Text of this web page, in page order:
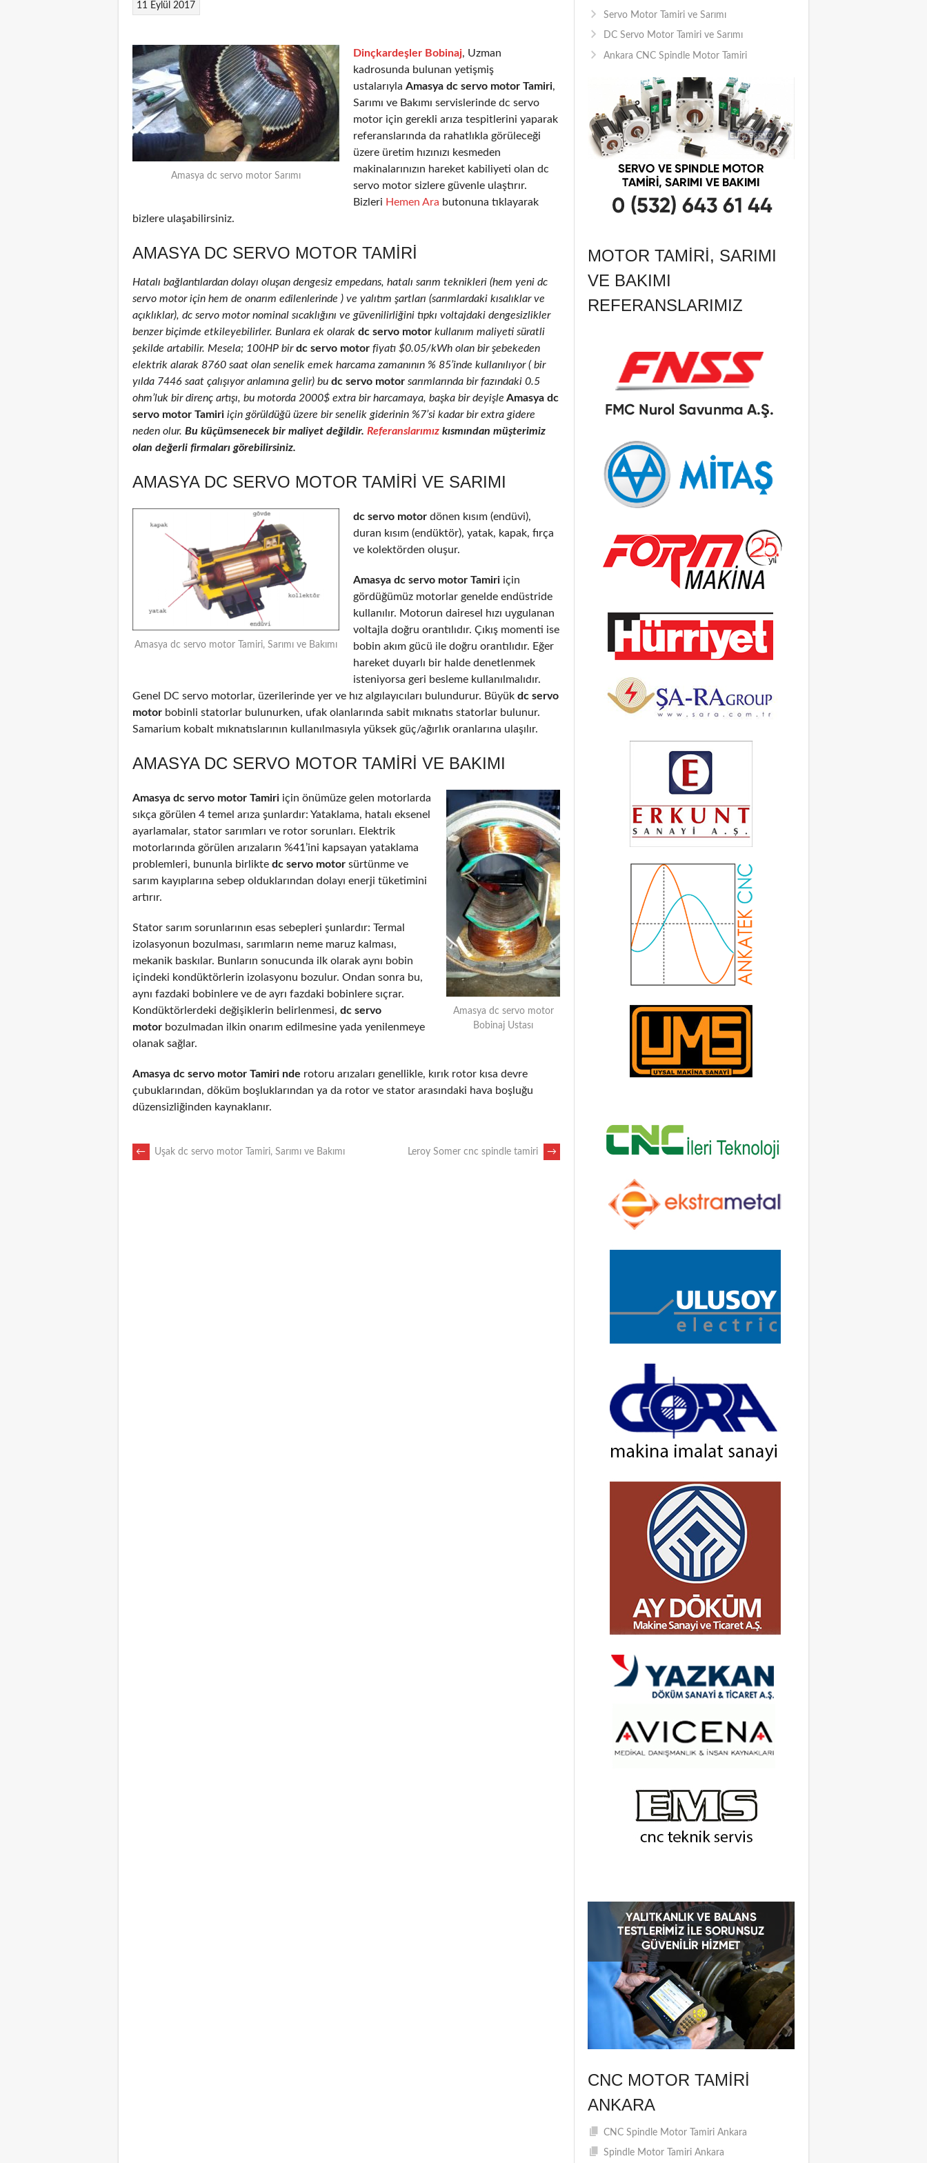
11 Eylül 2017
Amasya dc servo motor Sarımı
Dinçkardeşler Bobinaj, Uzman
kadrosunda bulunan yetişmiş
ustalarıyla Amasya dc servo motor Tamiri,
Sarımı ve Bakımı servislerinde dc servo
motor için gerekli arıza tespitlerini yaparak
referanslarında da rahatlıkla görüleceği
üzere üretim hızınızı kesmeden
makinalarınızın hareket kabiliyeti olan dc
servo motor sizlere güvenle ulaştırır.
Bizleri Hemen Ara butonuna tıklayarak
bizlere ulaşabilirsiniz.
AMASYA DC SERVO MOTOR TAMIRI
Hatalı bağlantılardan dolayı oluşan dengesiz empedans, hatalı sarım teknikleri (hem yeni dc
servo motor için hem de onarım edilenlerinde ) ve yalıtım şartları (sarımlardaki kısalıklar ve
açıklıklar), dc servo motor nominal sıcaklığını ve güvenilirliğini tıpkı voltajdaki dengesizlikler
benzer biçimde etkileyebilirler. Bunlara ek olarak dc servo motor kullanım maliyeti süratli
şekilde artabilir. Mesela; 100HP birdc servo motor fiyatı $0.05/kWh olan bir şebekeden
elektrik alarak 8760 saat olan senelik emek harcama zamanının % 85’inde kullanılıyor ( bir
yılda 7446 saat çalışıyor anlamına gelir) bu dc servo motor sarımlarında bir fazındaki 0.5
ohm’luk bir direnç artışı, bu motorda 2000$ extra bir harcamaya, başka bir deyişle Amasya dc
servo motor Tamiri için görüldüğü üzere bir senelik giderinin %7’si kadar bir extra gidere
neden olur. Bu küçümsenecek bir maliyet değildir. Referanslarımız kısmından müşterimiz
olan değerli firmaları görebilirsiniz.
AMASYA DC SERVO MOTOR TAMIRI VE SARIMI
Amasya dc servo motor Tamiri, Sarımı ve Bakımı
dc servo motor dönen kısım (endüvi),
duran kısım (endüktör), yatak, kapak, fırça
ve kolektörden oluşur.
Amasya dc servo motor Tamiri için
gördüğümüz motorlar genelde endüstride
kullanılır. Motorun dairesel hızı uygulanan
voltajla doğru orantılıdır. Çıkış momenti ise
bobin akım gücü ile doğru orantılıdır. Eğer
hareket duyarlı bir halde denetlenmek
isteniyorsa geri besleme kullanılmalıdır.
Genel DC servo motorlar, üzerilerinde yer ve hız algılayıcıları bulundurur. Büyük dc servo
motor bobinli statorlar bulunurken, ufak olanlarında sabit mıknatıs statorlar bulunur.
Samarium kobalt mıknatıslarının kullanılmasıyla yüksek güç/ağırlık oranlarına ulaşılır.
AMASYA DC SERVO MOTOR TAMIRI VE BAKIMI
Amasya dc servo motor
Bobinaj Ustası
Amasya dc servo motor Tamiri için önümüze gelen motorlarda
sıkça görülen 4 temel arıza şunlardır: Yataklama, hatalı eksenel
ayarlamalar, stator sarımları ve rotor sorunları. Elektrik
motorlarında görülen arızaların %41’ini kapsayan yataklama
problemleri, bununla birlikte dc servo motor sürtünme ve
sarım kayıplarına sebep olduklarından dolayı enerji tüketimini
artırır.
Stator sarım sorunlarının esas sebepleri şunlardır: Termal
izolasyonun bozulması, sarımların neme maruz kalması,
mekanik baskılar. Bunların sonucunda ilk olarak aynı bobin
içindeki kondüktörlerin izolasyonu bozulur. Ondan sonra bu,
aynı fazdaki bobinlere ve de ayrı fazdaki bobinlere sıçrar.
Kondüktörlerdeki değişiklerin belirlenmesi, dc servo
motor bozulmadan ilkin onarım edilmesine yada yenilenmeye
olanak sağlar.
Amasya dc servo motor Tamiri nde rotoru arızaları genellikle, kırık rotor kısa devre
çubuklarından, döküm boşluklarından ya da rotor ve stator arasındaki hava boşluğu
düzensizliğinden kaynaklanır.
POST
← Uşak dc servo motor Tamiri, Sarımı ve Bakımı Leroy Somer cnc spindle tamiri →
Servo Motor Tamiri ve Sarımı
DC Servo Motor Tamiri ve Sarımı
Ankara CNC Spindle Motor Tamiri
MOTOR TAMIRI, SARIMI
VE BAKIMI
REFERANSLARIMIZ
CNC MOTOR TAMIRI
ANKARA
CNC Spindle Motor Tamiri Ankara
Spindle Motor Tamiri Ankara